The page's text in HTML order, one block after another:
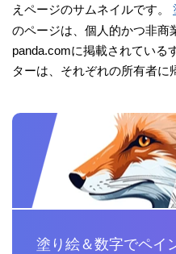
えページのサムネイルです。
のページは、個人的かつ非商
panda.comに掲載されている
ターは、それぞれの所有者に
塗り絵＆数字でペイ